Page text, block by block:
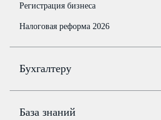
Регистрация бизнеса
Налоговая реформа 2026
Бухгалтеру
Цены
База знаний